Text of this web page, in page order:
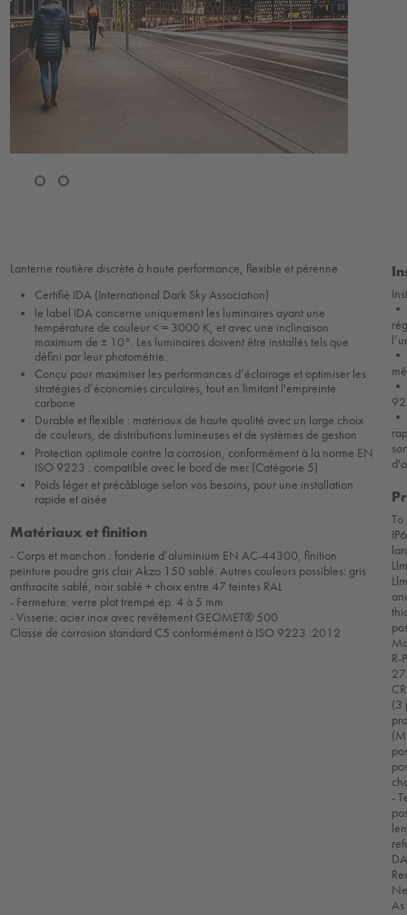
Lanterne routière discrète à haute performance, flexible et pérenne
Certifié IDA (International Dark Sky Association)
le label IDA concerne uniquement les luminaires ayant une
température de couleur < = 3000 K, et avec une inclinaison
maximum de ± 10°. Les luminaires doivent être installés tels que
défini par leur photométrie.
Conçu pour maximiser les performances d’éclairage et optimiser les
stratégies d’économies circulaires, tout en limitant l'empreinte
carbone
Durable et flexible : matériaux de haute qualité avec un large choix
de couleurs, de distributions lumineuses et de systèmes de gestion
Protection optimale contre la corrosion, conformément à la norme EN
ISO 9223 : compatible avec le bord de mer (Catégorie 5)
Poids léger et précâblage selon vos besoins, pour une installation
rapide et aisée
Matériaux et finition
- Corps et manchon : fonderie d’aluminium EN AC-44300, finition
peinture poudre gris clair Akzo 150 sablé. Autres couleurs possibles: gris
anthracite sablé, noir sablé + choix entre 47 teintes RAL
- Fermeture: verre plat trempé ép. 4 à 5 mm
- Visserie: acier inox avec revêtement GEOMET® 500
Classe de corrosion standard C5 conformément à ISO 9223 :2012
•
•
•
•
To
R-
(3
-
As